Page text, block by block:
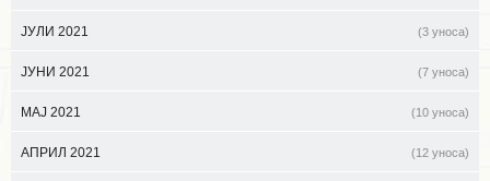
ЈУЛИ 2021 (3 уноса)
ЈУНИ 2021 (7 уноса)
МАЈ 2021 (10 уноса)
АПРИЛ 2021 (12 уноса)